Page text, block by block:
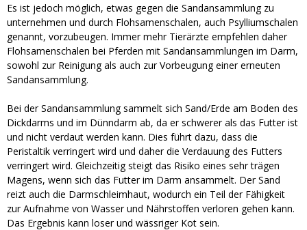
Es ist jedoch möglich, etwas gegen die Sandansammlung zu
unternehmen und durch Flohsamenschalen, auch Psylliumschalen
genannt, vorzubeugen. Immer mehr Tierärzte empfehlen daher
Flohsamenschalen bei Pferden mit Sandansammlungen im Darm,
sowohl zur Reinigung als auch zur Vorbeugung einer erneuten
Sandansammlung.
Bei der Sandansammlung sammelt sich Sand/Erde am Boden des
Dickdarms und im Dünndarm ab, da er schwerer als das Futter ist
und nicht verdaut werden kann. Dies führt dazu, dass die
Peristaltik verringert wird und daher die Verdauung des Futters
verringert wird. Gleichzeitig steigt das Risiko eines sehr trägen
Magens, wenn sich das Futter im Darm ansammelt. Der Sand
reizt auch die Darmschleimhaut, wodurch ein Teil der Fähigkeit
zur Aufnahme von Wasser und Nährstoffen verloren gehen kann.
Das Ergebnis kann loser und wässriger Kot sein.